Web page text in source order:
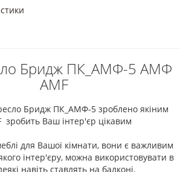
Бридж ПК_АМФ-5 АМФ
AMF
Бридж ПК_АМФ-5 зроблено якіним
Ваш інтер'єр цікавим
для Вашої кімнати, вони є важливим
інтер'єру, можна використовувати в
навіть ставлять на балконі.